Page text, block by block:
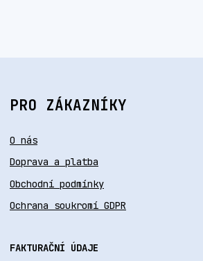
PRO ZÁKAZNÍKY
O nás
Doprava a platba
Obchodní podmínky
Ochrana soukromí GDPR
FAKTURAČNÍ ÚDAJE